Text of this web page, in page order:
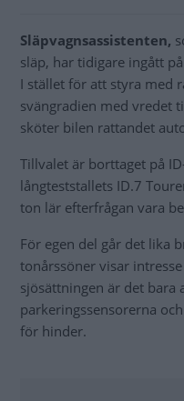
Släpvagnsassistenten,
släp, har tidigare ingått
I stället för att styra med
svängradien med vredet
sköter bilen rattandet
Tillvalet är borttaget på
långteststallets ID.7
ton lär efterfrågan vara
För egen del går det lika
tonårssöner visar
sjösättningen är det bara
parkeringssensorerna
för hinder.